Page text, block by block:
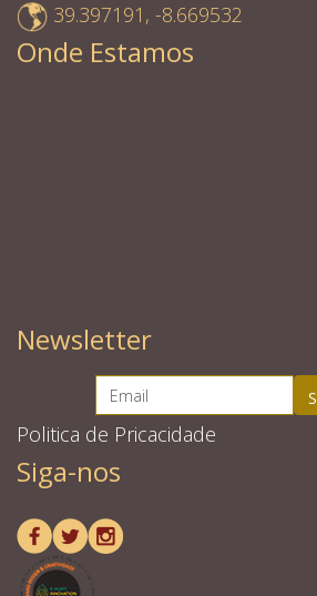
39.397191, -8.669532
Onde Estamos
Newsletter
Politica de Pricacidade
Siga-nos